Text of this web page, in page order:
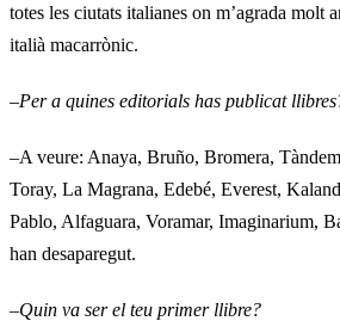
totes les ciutats italianes on m’agrada molt
italià macarrònic.
–Per a quines editorials has publicat
–A veure: Anaya, Bruño, Bromera,
Toray, La Magrana, Edebé, Everest,
Pablo, Alfaguara, Voramar, Imaginarium,
han desaparegut.
–Quin va ser el teu primer llibre?